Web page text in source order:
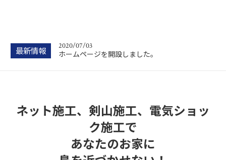
最新情報 2020/07/03
ホームページを開設しました。
ネット施工、剣山施工、電気ショッ
ク施工で
あなたのお家に